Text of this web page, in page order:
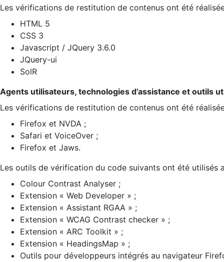
Les vérifications de restitution de contenus ont été
HTML 5
CSS 3
Javascript / JQuery 3.6.0
JQuery-ui
SolR
Agents utilisateurs, technologies d’assistance et outils
Les vérifications de restitution de contenus ont été
Firefox et NVDA ;
Safari et VoiceOver ;
Firefox et Jaws.
Les outils de vérification du code suivants ont été utilisés
Colour Contrast Analyser ;
Extension « Web Developer » ;
Extension « Assistant RGAA » ;
Extension « WCAG Contrast checker » ;
Extension « ARC Toolkit » ;
Extension « HeadingsMap » ;
Outils pour développeurs intégrés au navigateur